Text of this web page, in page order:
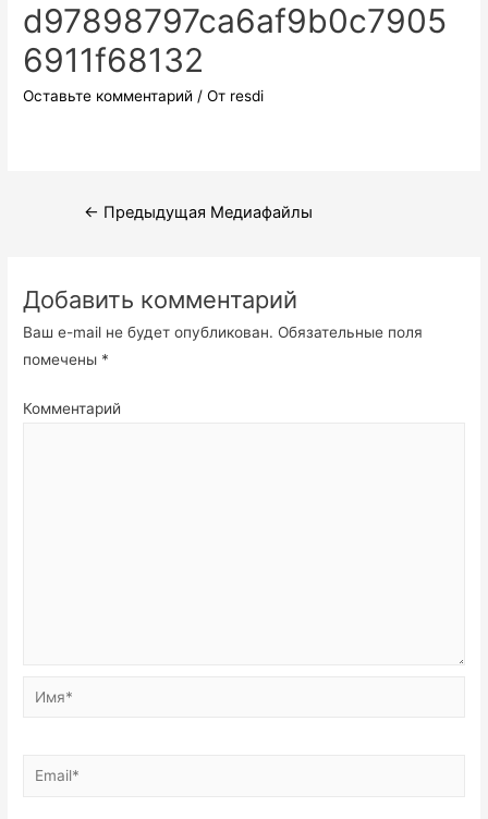
d97898797ca6af9b0c7905
6911f68132
Оставьте комментарий / От resdi
Навигация
← Предыдущая Медиафайлы
Добавить комментарий
Ваш e-mail не будет опубликован. Обязательные поля
помечены *
Комментарий
Имя*
Email*